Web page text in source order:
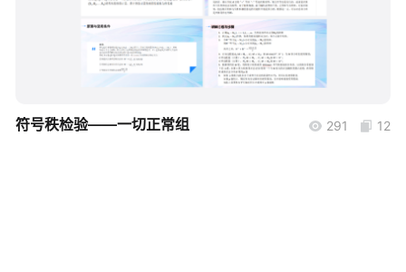
符号秩检验——一切正常组 291 12